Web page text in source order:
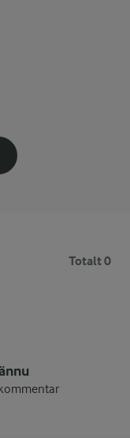
Totalt 0